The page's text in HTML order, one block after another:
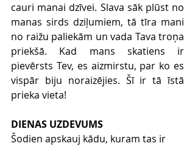
cauri manai dzīvei. Slava sāk plūst no
manas sirds dziļumiem, tā tīra mani
no raižu paliekām un vada Tava troņa
priekšā. Kad mans skatiens ir
pievērsts Tev, es aizmirstu, par ko es
vispār biju noraizējies. Šī ir tā īstā
prieka vieta!
DIENAS UZDEVUMS
Šodien apskauj kādu, kuram tas ir